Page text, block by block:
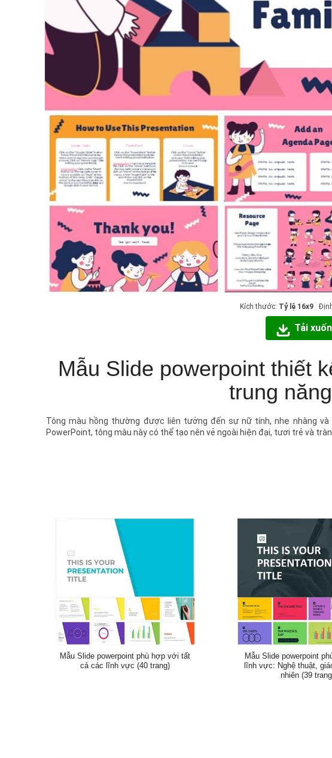
Kích thước: Tỷ lệ 16x9Định
Tải
Mẫu Slide powerpoint thiết
trung
Tông màu hồng thường được liên tưởng đến sự nữ tính, nhẹ nhàng
PowerPoint, tông màu này có thể tạo nên vẻ ngoài hiện đại, tươi trẻ và
Mẫu Slide powerpoint phù hợp với tất
cả các lĩnh vực (40 trang)
Mẫu Slide powerpoint
lĩnh vực: Nghệ thuật,
nhiên (39